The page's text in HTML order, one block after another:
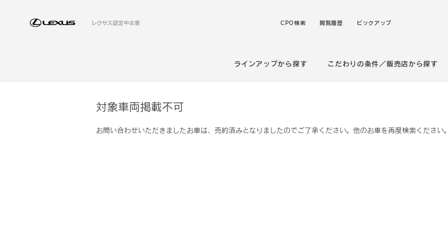
レクサス認定中古車 CPO検索 閲覧履歴 ピックアップ
ラインアップから探す こだわりの条件／販売店から探す
対象車両掲載不可
お問い合わせいただきましたお車は、売約済みとなりましたのでご了承ください。他のお車を再度検索ください